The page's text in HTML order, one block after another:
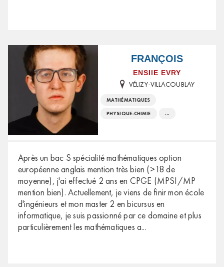
FRANÇOIS
ENSIIE EVRY
VÉLIZY-VILLACOUBLAY
MATHÉMATIQUES
PHYSIQUE-CHIMIE ...
Après un bac S spécialité mathématiques option
européenne anglais mention très bien (>18 de
moyenne), j'ai effectué 2 ans en CPGE (MPSI/MP
mention bien). Actuellement, je viens de finir mon école
d'ingénieurs et mon master 2 en bicursus en
informatique, je suis passionné par ce domaine et plus
particulièrement les mathématiques a...